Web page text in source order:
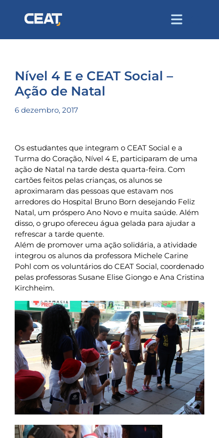
Nível 4 E e CEAT Social –
Ação de Natal
6 dezembro, 2017
Os estudantes que integram o CEAT Social e a
Turma do Coração, Nível 4 E, participaram de uma
ação de Natal na tarde desta quarta-feira. Com
cartões feitos pelas crianças, os alunos se
aproximaram das pessoas que estavam nos
arredores do Hospital Bruno Born desejando Feliz
Natal, um próspero Ano Novo e muita saúde. Além
disso, o grupo ofereceu água gelada para ajudar a
refrescar a tarde quente.
Além de promover uma ação solidária, a atividade
integrou os alunos da professora Michele Carine
Pohl com os voluntários do CEAT Social, coordenado
pelas professoras Susane Elise Giongo e Ana Cristina
Kirchheim.